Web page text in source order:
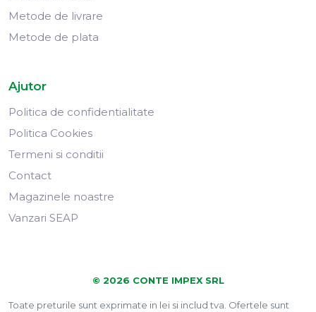
Metode de livrare
Metode de plata
Ajutor
Politica de confidentialitate
Politica Cookies
Termeni si conditii
Contact
Magazinele noastre
Vanzari SEAP
© 2026 CONTE IMPEX SRL
Toate preturile sunt exprimate in lei si includ tva. Ofertele sunt